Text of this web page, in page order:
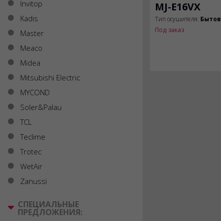
Invitop
Kadis
Master
Meaco
Midea
Mitsubishi Electric
MYCOND
Soler&Palau
TCL
Teclime
Trotec
WetAir
Zanussi
СПЕЦИАЛЬНЫЕ
ПРЕДЛОЖЕНИЯ:
MJ-E16VX
Тип осушителя:
Под заказ